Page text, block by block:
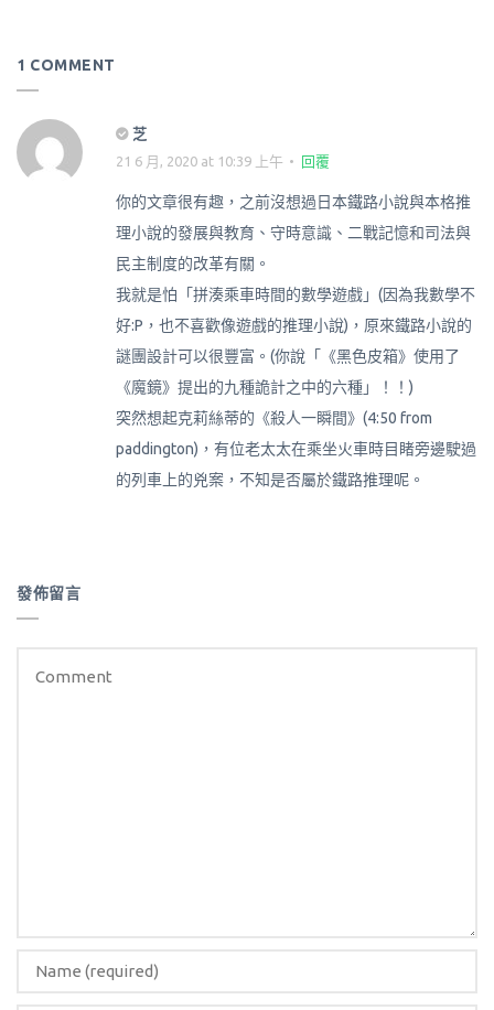
1 COMMENT
芝
21 6 月, 2020 at 10:39 上午
回覆
你的文章很有趣，之前沒想過日本鐵路小說與本格推
理小說的發展與教育、守時意識、二戰記憶和司法與
民主制度的改革有關。
我就是怕「拼湊乘車時間的數學遊戲」(因為我數學不
好:P，也不喜歡像遊戲的推理小說)，原來鐵路小說的
謎團設計可以很豐富。(你說「《黑色皮箱》使用了
《魔鏡》提出的九種詭計之中的六種」！！)
突然想起克莉絲蒂的《殺人一瞬間》(4:50 from
paddington)，有位老太太在乘坐火車時目睹旁邊駛過
的列車上的兇案，不知是否屬於鐵路推理呢。
發佈留言